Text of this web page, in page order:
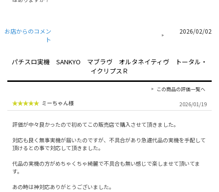
お店からのコメン
ト
2026/02/02
パチスロ実機 SANKYO マブラヴ オルタネイティヴ トータル・
イクリプスＲ
この商品の評価一覧へ
ミーちゃん様 2026/01/19
評価が中々良かったので初めてこの販売店で購入させて頂きました。
対応も良く無事実機が届いたのですが、不具合があり急遽代品の実機を手配して
頂けるとの事で対応して頂きました。
代品の実機の方がめちゃくちゃ綺麗で不具合も無い感じで楽しませて頂いてま
す。
あの時は神対応ありがとうございました。